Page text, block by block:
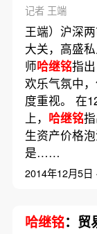
记者 王端
王端）沪深
大关，高盛
师哈继铭指
欢乐气氛中
度重视。 在
上， 哈继铭
生资产价格
是……
2014年12月5日 ·
哈继铭：贸